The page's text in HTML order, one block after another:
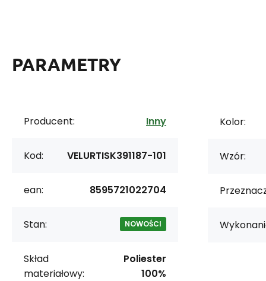
PARAMETRY
Producent: Inny
Kod: VELURTISK391187-101
ean: 8595721022704
Stan: NOWOŚCI
Skład
materiałowy:
Poliester
100%
Kolor:
Wzór: